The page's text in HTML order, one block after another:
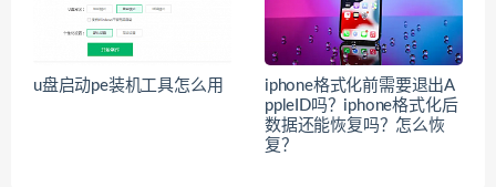
u盘启动pe装机工具怎么用
iphone格式化前需要退出A
ppleID吗？iphone格式化后
数据还能恢复吗？怎么恢
复？